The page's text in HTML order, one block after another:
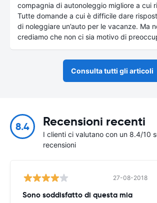
compagnia di autonoleggio migliore a cui
Tutte domande a cui è difficile dare
di noleggiare un’auto per le vacanze. Ma
crediamo che non ci sia motivo di
Consulta tutti gli articoli
8.4 Recensioni recenti
I clienti ci valutano con un 8.4/10
recensioni
27-08-2018
Sono soddisfatto di questa mia